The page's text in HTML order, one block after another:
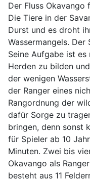
Der Fluss Okavango
Die Tiere in der
Durst und es droht
Wassermangels. Der
Seine Aufgabe ist es
Herden zu bilden
der wenigen
der Ranger eines
Rangordnung der
dafür Sorge zu
bringen, denn sonst
für Spieler ab 10
Minuten. Zwei bis
Okavango als
besteht aus 11